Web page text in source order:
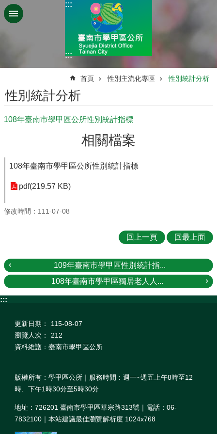
跳到主要內容區塊
:::
:::
首頁 性別主流化專區 性別統計分析
性別統計分析
108年臺南市學甲區公所性別統計指標
相關檔案
108年臺南市學甲區公所性別統計指標
pdf(219.57 KB)
修改時間：111-07-08
回上一頁 回最上面
109年臺南市學甲區性別統計指...
108年臺南市學甲區獨居老人人...
:::
更新日期：
115-08-07
瀏覽人次：
212
資料維護：臺南市學甲區公所
版權所有：學甲區公所｜服務時間：週一~週五上午8時至12
時、下午1時30分至5時30分
地址：726201 臺南市學甲區華宗路313號｜電話：06-
7832100｜本站建議最佳瀏覽解析度 1024x768